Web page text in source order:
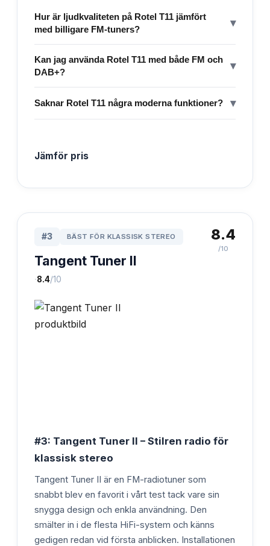
Hur är ljudkvaliteten på Rotel T11 jämfört
med billigare FM-tuners?
▾
Kan jag använda Rotel T11 med både FM och
DAB+?
▾
Saknar Rotel T11 några moderna funktioner? ▾
Jämför pris
#3 BÄST FÖR KLASSISK STEREO
Tangent Tuner II
·8.4/10
8.4
/10
#3: Tangent Tuner II – Stilren radio för
klassisk stereo
Tangent Tuner II är en FM-radiotuner som
snabbt blev en favorit i vårt test tack vare sin
snygga design och enkla användning. Den
smälter in i de flesta HiFi-system och känns
gedigen redan vid första anblicken. Installationen